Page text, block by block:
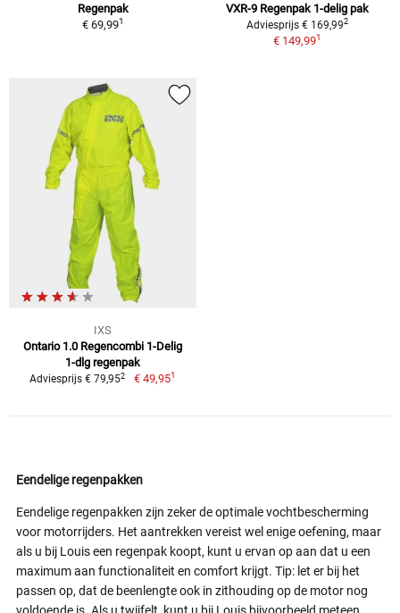
Regenpak
€ 69,991
VXR-9 Regenpak 1-delig pak
Adviesprijs € 169,992
€ 149,991
IXS
Ontario 1.0 Regencombi 1-Delig
1-dlg regenpak
Adviesprijs € 79,952 € 49,951
Eendelige regenpakken
Eendelige regenpakken zijn zeker de optimale vochtbescherming
voor motorrijders. Het aantrekken vereist wel enige oefening, maar
als u bij Louis een regenpak koopt, kunt u ervan op aan dat u een
maximum aan functionaliteit en comfort krijgt. Tip: let er bij het
passen op, dat de beenlengte ook in zithouding op de motor nog